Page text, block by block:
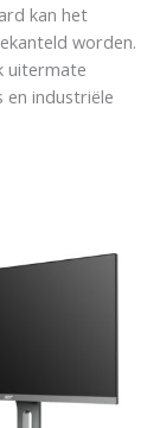
kan het
worden.
uitermate
en industriële